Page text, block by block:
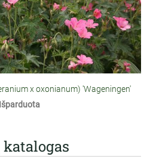
x oxonianum) 'Wageningen'
Išparduota